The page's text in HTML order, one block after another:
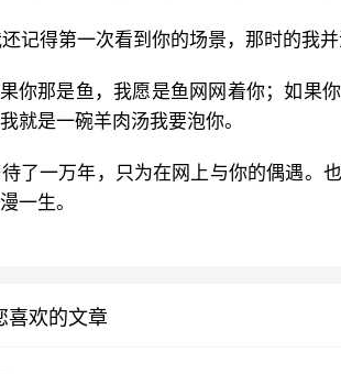
记得第一次看到你的场景，那时的我
你那是鱼，我愿是鱼网网着你；如果
就是一碗羊肉汤我要泡你。
了一万年，只为在网上与你的偶遇。
一生。
喜欢的文章